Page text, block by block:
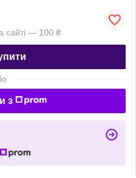
сайті — 100 ₴
з